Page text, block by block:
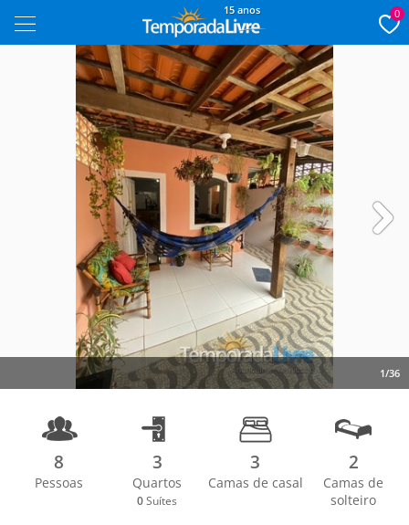
15 anos 0
1/36
8
Pessoas
3
Quartos
0 Suítes
3
Camas de casal
2
Camas de
solteiro